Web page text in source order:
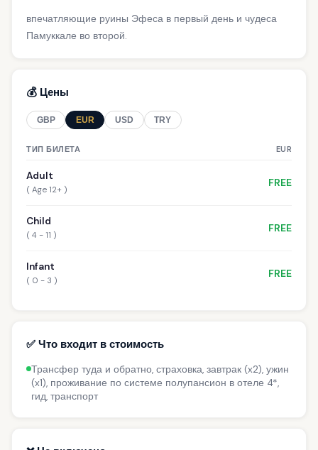
впечатляющие руины Эфеса в первый день и чудеса
Памуккале во второй.
💰 Цены
GBP EUR USD TRY
ТИП БИЛЕТА EUR
Adult
( Age 12+ )
FREE
Child
( 4 - 11 )
FREE
Infant
( 0 - 3 )
FREE
✅ Что входит в стоимость
Трансфер туда и обратно, страховка, завтрак (x2), ужин
(x1), проживание по системе полупансион в отеле 4*,
гид, транспорт